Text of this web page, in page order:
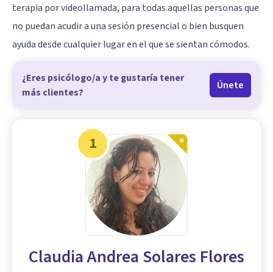
terapia por videollamada, para todas aquellas personas que
no puedan acudir a una sesión presencial o bien busquen
ayuda desde cualquier lugar en el que se sientan cómodos.
¿Eres psicólogo/a y te gustaría tener
más clientes?
Únete
1
Claudia Andrea Solares Flores